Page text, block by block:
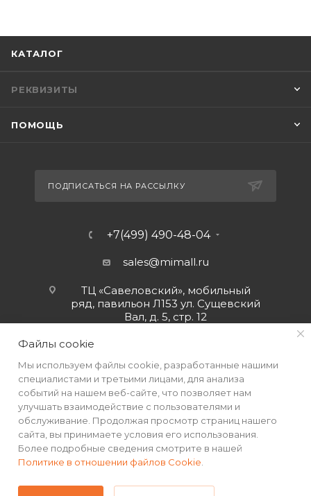
КАТАЛОГ
РЕКВИЗИТЫ
ПОМОЩЬ
ПОДПИСАТЬСЯ НА РАССЫЛКУ
+7(499) 490-48-04
sales@mimall.ru
ТЦ «Савеловский», мобильный
ряд, павильон Л153 ул. Сущевский
Вал, д. 5, стр. 12
2026 © Интернет-магазин MiMall® • Не является публичной
офертой • 2026 г.
Файлы cookie
Мы используем файлы cookie, разработанные нашими
специалистами и третьими лицами, для анализа
событий на нашем веб-сайте, что позволяет нам
улучшать взаимодействие с пользователями и
обслуживание. Продолжая просмотр страниц нашего
сайта, вы принимаете условия его использования.
Более подробные сведения смотрите в нашей
Политике в отношении файлов Cookie